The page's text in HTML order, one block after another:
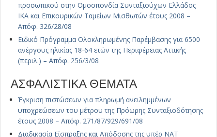
προσωπικού στην Ομοσπονδία Συνταξιούχων Ελλάδος
ΙΚΑ και Επικουρικών Ταμείων Μισθωτών έτους 2008 –
Απόφ. 326/28/08
Ειδικό Πρόγραμμα Ολοκληρωμένης Παρέμβασης για 6500
ανέργους ηλικίας 18-64 ετών της Περιφέρειας Αττικής
(περιλ.) – Απόφ. 256/3/08
ΑΣΦΑΛΙΣΤΙΚΑ ΘΕΜΑΤΑ
Έγκριση πιστώσεων για πληρωμή ανειλημμένων
υποχρεώσεων του μέτρου της Πρόωρης Συνταξιοδότησης
έτους 2008 – Απόφ. 271/87/929/691/08
Διαδικασία Είσπραξης και Απόδοσης της υπέρ ΝΑΤ